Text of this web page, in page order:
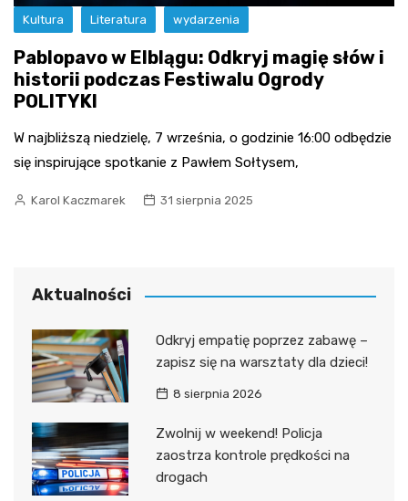
Kultura Literatura wydarzenia
Pablopavo w Elblągu: Odkryj magię słów i
historii podczas Festiwalu Ogrody
POLITYKI
W najbliższą niedzielę, 7 września, o godzinie 16:00 odbędzie
się inspirujące spotkanie z Pawłem Sołtysem,
Karol Kaczmarek 31 sierpnia 2025
Aktualności
Odkryj empatię poprzez zabawę –
zapisz się na warsztaty dla dzieci!
8 sierpnia 2026
Zwolnij w weekend! Policja
zaostrza kontrole prędkości na
drogach